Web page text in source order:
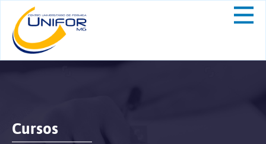
Cursos